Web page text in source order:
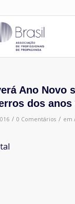
Ano Novo
dos
/ 0 Comentários / em